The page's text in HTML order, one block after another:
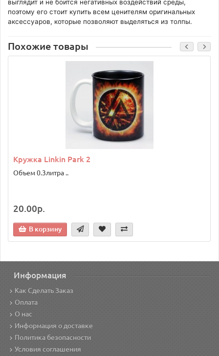
выглядит и не боится негативных воздействий среды,
поэтому его стоит купить всем ценителям оригинальных
аксессуаров, которые позволяют выделяться из толпы.
Похожие товары
Кружка Linkin Park 2
Объем 0.3литра ..
20.00р.
В корзину
Информация
Как Сделать Заказ
Оплата
О нас
Информация о доставке
Политика безопасности
Условия соглашения